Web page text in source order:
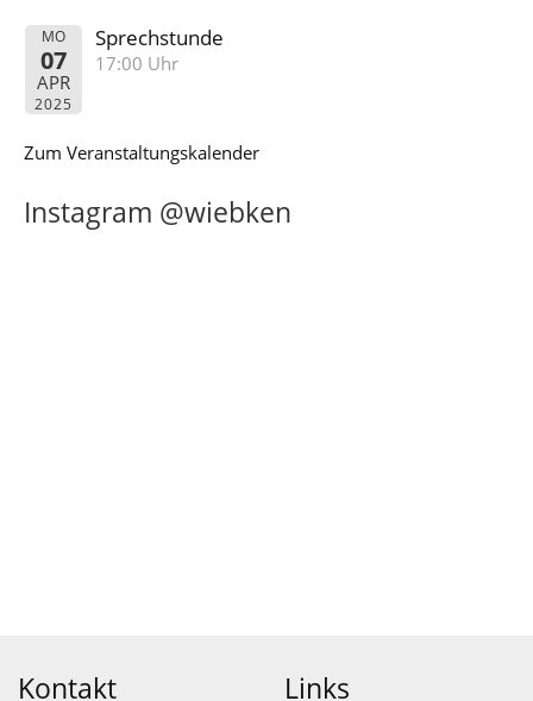
MO
07
APR
2025
Sprechstunde
17:00 Uhr
Zum Veranstaltungskalender
Instagram @wiebken
Kontakt Links